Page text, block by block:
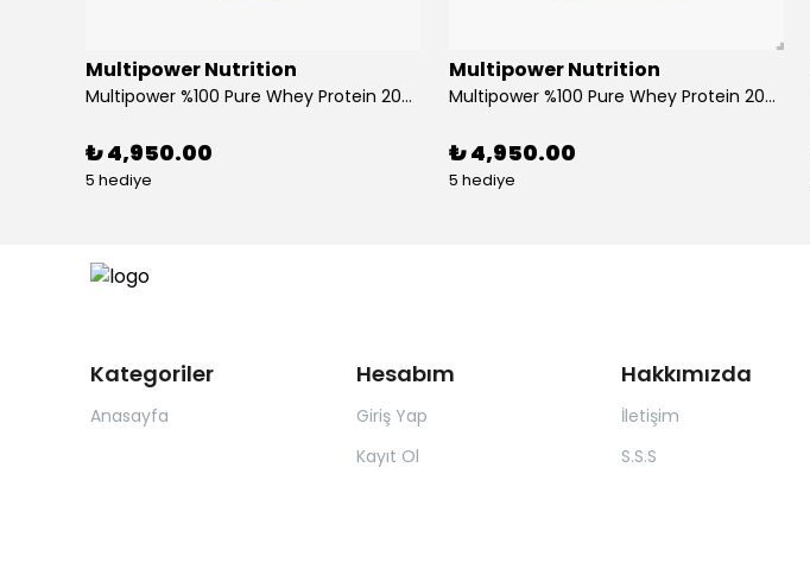
Multipower Nutrition
Multipower %100 Pure Whey Protein 2000 Gr Çikolata
₺ 4,950.00
5 hediye
Multipower Nutrition
Multipower %100 Pure Whey Protein 2000 Gr Peanut Caramel
₺ 4,950.00
5 hediye
Kategoriler
Anasayfa
Hesabım
Giriş Yap
Kayıt Ol
Hakkımızda
İletişim
S.S.S